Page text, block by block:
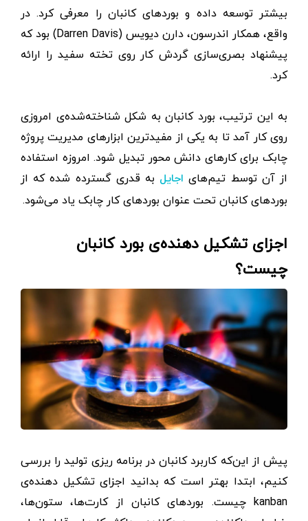
بیشتر توسعه داده و بوردهای کانبان را معرفی کرد. در
واقع، همکار اندرسون، دارن دیویس (Darren Davis) بود که
پیشنهاد بصری‌سازی گردش کار روی تخته سفید را ارائه
کرد.
به این ترتیب، بورد کانبان به شکل شناخته‌شده‌ی امروزی
روی کار آمد تا به یکی از مفیدترین ابزارهای مدیریت پروژه
چابک برای کارهای دانش محور تبدیل شود. امروزه استفاده
از آن توسط تیم‌های اجایل به قدری گسترده شده که از
بوردهای کانبان تحت عنوان بوردهای کار چابک یاد می‌شود.
اجزای تشکیل دهنده‌ی بورد کانبان
چیست؟
پیش از این‌که کاربرد کانبان در برنامه ریزی تولید را بررسی
کنیم، ابتدا بهتر است که بدانید اجزای تشکیل دهنده‌ی
kanban چیست. بوردهای کانبان از کارت‌ها، ستون‌ها،